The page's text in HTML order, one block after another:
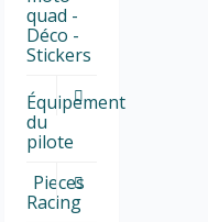
quad -
Déco -
Stickers
Équipement
du
pilote
Pieces
Racing